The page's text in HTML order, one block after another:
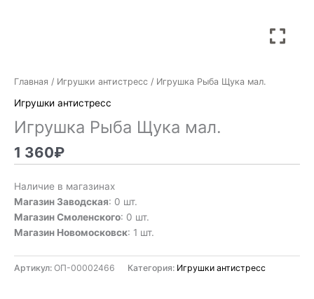
Главная / Игрушки антистресс / Игрушка Рыба Щука мал.
Игрушки антистресс
Игрушка Рыба Щука мал.
1 360₽
Наличие в магазинах
Магазин Заводская: 0 шт.
Магазин Смоленского: 0 шт.
Магазин Новомосковск: 1 шт.
Артикул: ОП-00002466 Категория: Игрушки антистресс